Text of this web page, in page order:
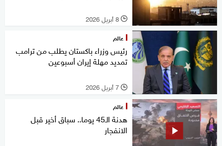
l 8 أبريل 2026
عالم
رئيس وزراء باكستان يطلب من ترامب
تمديد مهلة إيران أسبوعين
l 7 أبريل 2026
عالم
هدنة الـ45 يوما.. سباق أخير قبل
الانفجار